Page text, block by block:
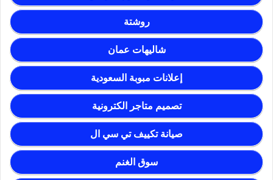
روشتة
شاليهات عمان
إعلانات مبوبة السعودية
تصميم متاجر الكترونية
صيانة تكييف تي سي ال
سوق الغنم